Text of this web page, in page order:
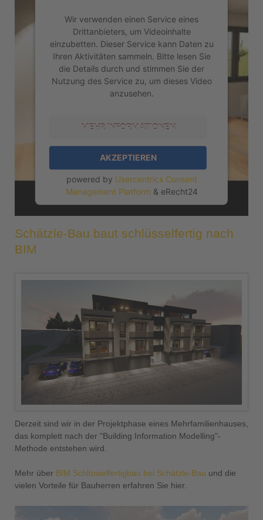
Wir verwenden einen Service eines
Drittanbieters, um Videoinhalte
einzubetten. Dieser Service kann Daten zu
Ihren Aktivitäten sammeln. Bitte lesen Sie
die Details durch und stimmen Sie der
Nutzung des Service zu, um dieses Video
anzusehen.
MEHR INFORMATIONEN
AKZEPTIEREN
powered by Usercentrics Consent
Management Platform & eRecht24
Schätzle-Bau baut schlüsselfertig nach
BIM
Derzeit sind wir in der Projektphase eines Mehrfamilienhauses,
das komplett nach der "Building Information Modelling"-
Methode entstehen wird.
Mehr über BIM Schlüsselfertigbau bei Schätzle-Bau und die
vielen Vorteile für Bauherren erfahren Sie hier.